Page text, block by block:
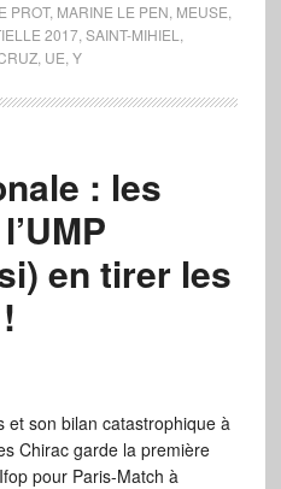
PROT, MARINE LE PEN MEUSE
2017, SAINT-MIHIEL
, UE Y
: les
en tirer les
et son bilan catastrophique à
Chirac garde la première
pour Paris-Match à